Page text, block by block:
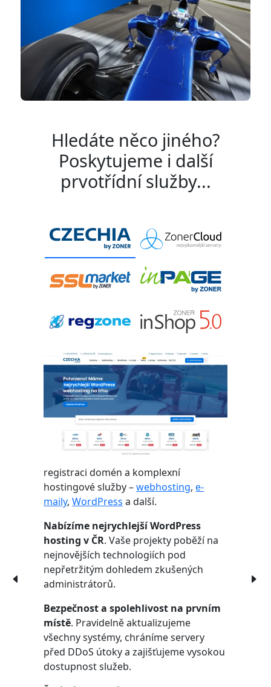
Hledáte něco jiného?
Poskytujeme i další
prvotřídní služby...
registraci domén a komplexní
hostingové služby –webhosting,e-
maily,WordPress a další.
Nabízíme nejrychlejší WordPress
hosting v ČR. Vaše projekty poběží na
nejnovějších technologiích pod
nepřetržitým dohledem zkušených
administrátorů.
Bezpečnost a spolehlivost na prvním
místě. Pravidelně aktualizujeme
všechny systémy, chráníme servery
před DDoS útoky a zajišťujeme vysokou
dostupnost služeb.